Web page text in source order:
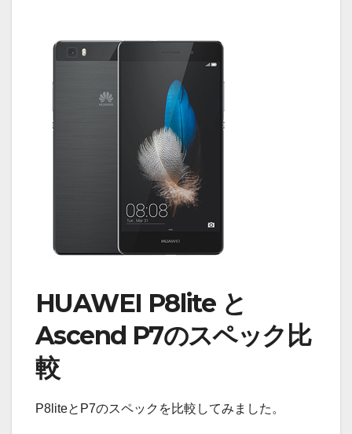
HUAWEI P8lite と
Ascend P7のスペック比
較
P8liteとP7のスペックを比較してみました。